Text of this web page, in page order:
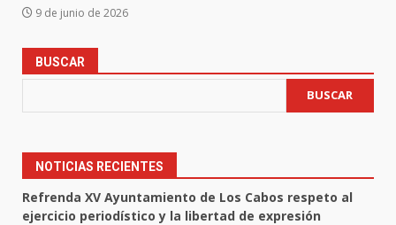
9 de junio de 2026
BUSCAR
BUSCAR
NOTICIAS RECIENTES
Refrenda XV Ayuntamiento de Los Cabos respeto al
ejercicio periodístico y la libertad de expresión